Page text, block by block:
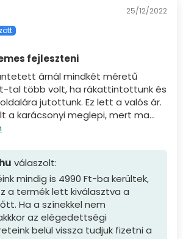
25/12/2022
fejleszteni
árnál mindkét méretű
tal több volt, ha rákattintottunk és
jutottunk. Ez lett a valós ár.
a karácsonyi meglepi, mert ma...
válaszolt:
mindig is 4990 Ft-ba kerültek,
a termék lett kiválasztva a
Ha a színekkel nem
az elégedettségi
belül vissza tudjuk fizetni a